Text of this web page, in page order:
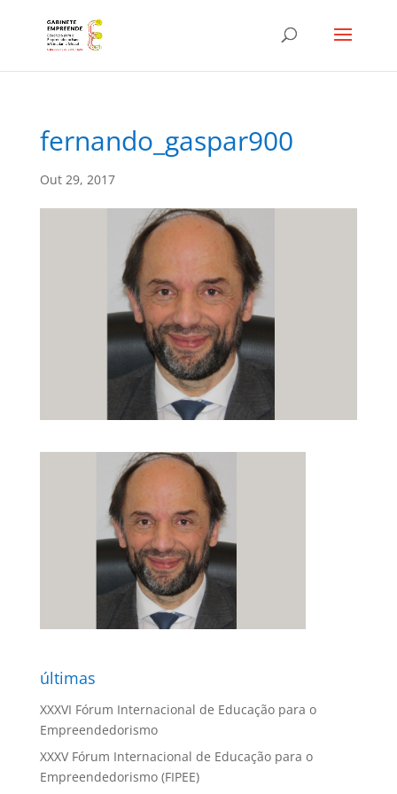
fernando_gaspar900
Out 29, 2017
últimas
XXXVI Fórum Internacional de Educação para o
Empreendedorismo
XXXV Fórum Internacional de Educação para o
Empreendedorismo (FIPEE)